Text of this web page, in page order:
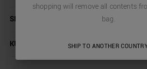
SENDUNGEN UND RÜCKSENDUNGEN
KUNDENDIENST
shopping will remove all contents
bag.
SHIP TO ANOTHER